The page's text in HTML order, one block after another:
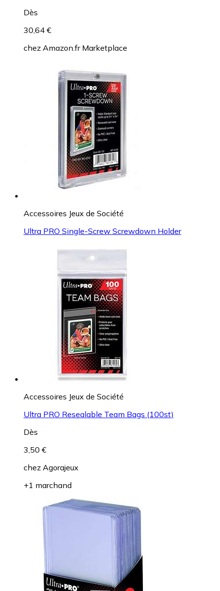
Dès
30,64 €
chez Amazon.fr Marketplace
Accessoires Jeux de Société
Ultra PRO Single-Screw Screwdown Holder
Accessoires Jeux de Société
Ultra PRO Resealable Team Bags (100st)
Dès
3,50 €
chez Agorajeux
+1 marchand